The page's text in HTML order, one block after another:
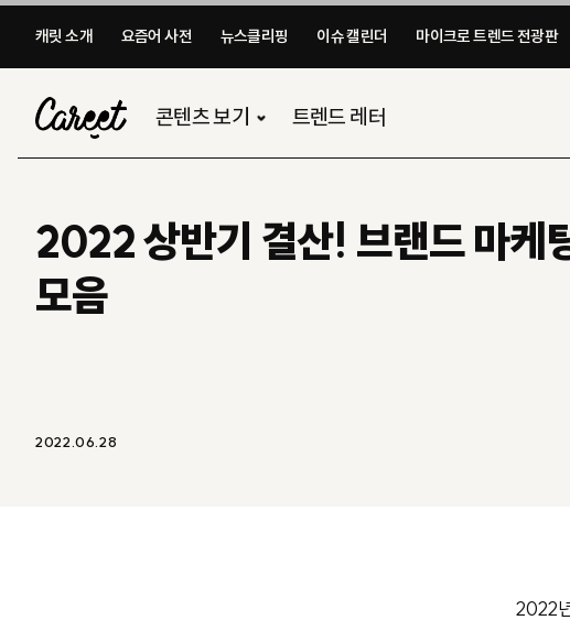
캐릿 소개 요즘어 사전 뉴스클리핑 이슈 캘린더 마이크로 트렌드 전광판​
콘텐츠 보기 트렌드 레터
2022 상반기 결산! 브랜드 마케
모음
2022.06.28
2022